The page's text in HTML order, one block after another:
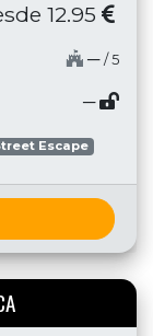
12.95
─ / 5
─
Escape